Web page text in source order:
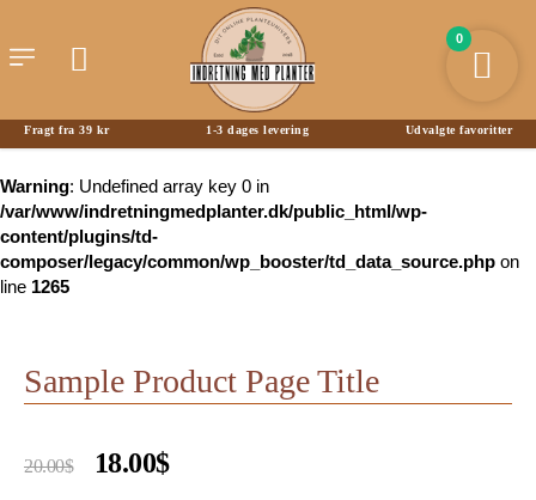
Fragt fra 39 kr 1-3 dages levering Udvalgte favoritter
Warning: Undefined array key 0 in
/var/www/indretningmedplanter.dk/public_html/wp-
content/plugins/td-
composer/legacy/common/wp_booster/td_data_source.php on
line 1265
Sample Product Page Title
20.00$ 18.00$
0